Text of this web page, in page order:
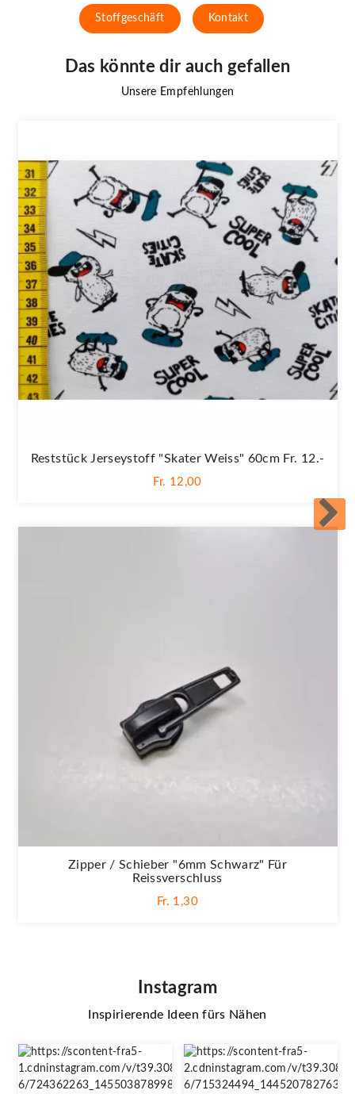
Stoffgeschäft Kontakt
Das könnte dir auch gefallen
Unsere Empfehlungen
Reststück Jerseystoff "Skater Weiss" 60cm Fr. 12.-
Fr. 12,00
Zipper / Schieber "6mm Schwarz" Für
Reissverschluss
Fr. 1,30
Instagram
Inspirierende Ideen fürs Nähen